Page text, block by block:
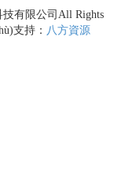
有限公司 All Rights
支持： 八方資源